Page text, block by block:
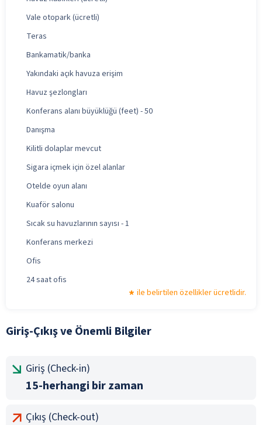
Vale otopark (ücretli)
Teras
Bankamatik/banka
Yakındaki açık havuza erişim
Havuz şezlongları
Konferans alanı büyüklüğü (feet) - 50
Danışma
Kilitli dolaplar mevcut
Sigara içmek için özel alanlar
Otelde oyun alanı
Kuaför salonu
Sıcak su havuzlarının sayısı - 1
Konferans merkezi
Ofis
24 saat ofis
ile belirtilen özellikler ücretlidir.
Giriş-Çıkış ve Önemli Bilgiler
Giriş (Check-in)
15-herhangi bir zaman
Çıkış (Check-out)